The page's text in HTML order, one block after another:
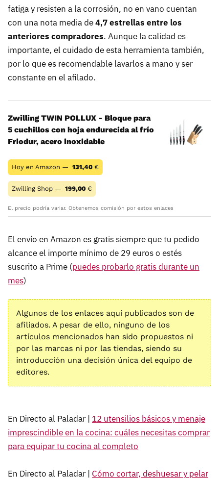
fatiga y resisten a la corrosión, no en vano cuentan
con una nota media de4,7 estrellas entre los
anteriores compradores. Aunque la calidad es
importante, el cuidado de esta herramienta también,
por lo que es recomendable lavarlos a mano y ser
constante en el afilado.
Zwilling TWIN POLLUX - Bloque para
5 cuchillos con hoja endurecida al frío
Friodur, acero inoxidable
Hoy en Amazon — 131,40 €
Zwilling Shop — 199,00 €
El precio podría variar. Obtenemos comisión por estos enlaces
El envío en Amazon es gratis siempre que tu pedido
alcance el importe mínimo de 29 euros o estés
suscrito a Prime (puedes probarlo gratis durante un
mes)
Algunos de los enlaces aquí publicados son de
afiliados. A pesar de ello, ninguno de los
artículos mencionados han sido propuestos ni
por las marcas ni por las tiendas, siendo su
introducción una decisión única del equipo de
editores.
En Directo al Paladar | 12 utensilios básicos y menaje
imprescindible en la cocina: cuáles necesitas comprar
para equipar tu cocina al completo
En Directo al Paladar | Cómo cortar, deshuesar y pelar